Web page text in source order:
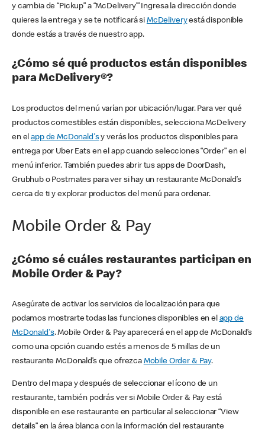
y cambia de “Pickup” a “McDelivery’” Ingresa la dirección donde
quieres la entrega y se te notificará si McDeliveryestá disponible
donde estás a través de nuestro app.
¿Cómo sé qué productos están disponibles
para McDelivery®?
Los productos del menú varían por ubicación/lugar. Para ver qué
productos comestibles están disponibles, selecciona McDelivery
en elapp de McDonald'sy verás los productos disponibles para
entrega por Uber Eats en el app cuando selecciones “Order” en el
menú inferior. También puedes abrir tus apps de DoorDash,
Grubhub o Postmates para ver si hay un restaurante McDonald’s
cerca de ti y explorar productos del menú para ordenar.
Mobile Order & Pay
¿Cómo sé cuáles restaurantes participan en
Mobile Order & Pay?
Asegúrate de activar los servicios de localización para que
podamos mostrarte todas las funciones disponibles en el app de
McDonald's. Mobile Order & Pay aparecerá en el app de McDonald’s
como una opción cuando estés a menos de 5 millas de un
restaurante McDonald’s que ofrezca Mobile Order & Pay.
Dentro del mapa y después de seleccionar el ícono de un
restaurante, también podrás ver si Mobile Order & Pay está
disponible en ese restaurante en particular al seleccionar “View
details” en la área blanca con la información del restaurante